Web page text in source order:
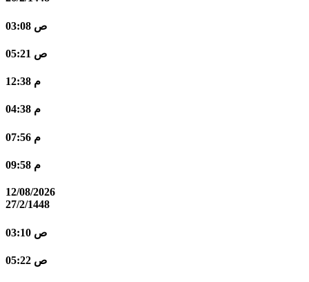
03:08 ص
05:21 ص
12:38 م
04:38 م
07:56 م
09:58 م
12/08/2026
27/2/1448
03:10 ص
05:22 ص